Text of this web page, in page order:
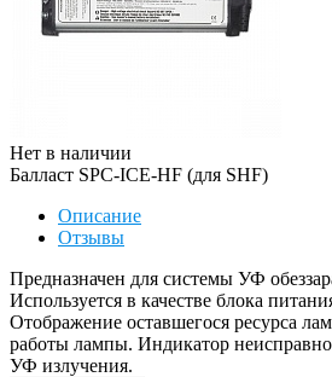
Нет в наличии
Балласт SPC-ICE-HF (для SHF)
Описание
Отзывы
Предназначен для системы УФ
Используется в качестве блока
Отображение оставшегося ресурса
работы лампы. Индикатор
УФ излучения.